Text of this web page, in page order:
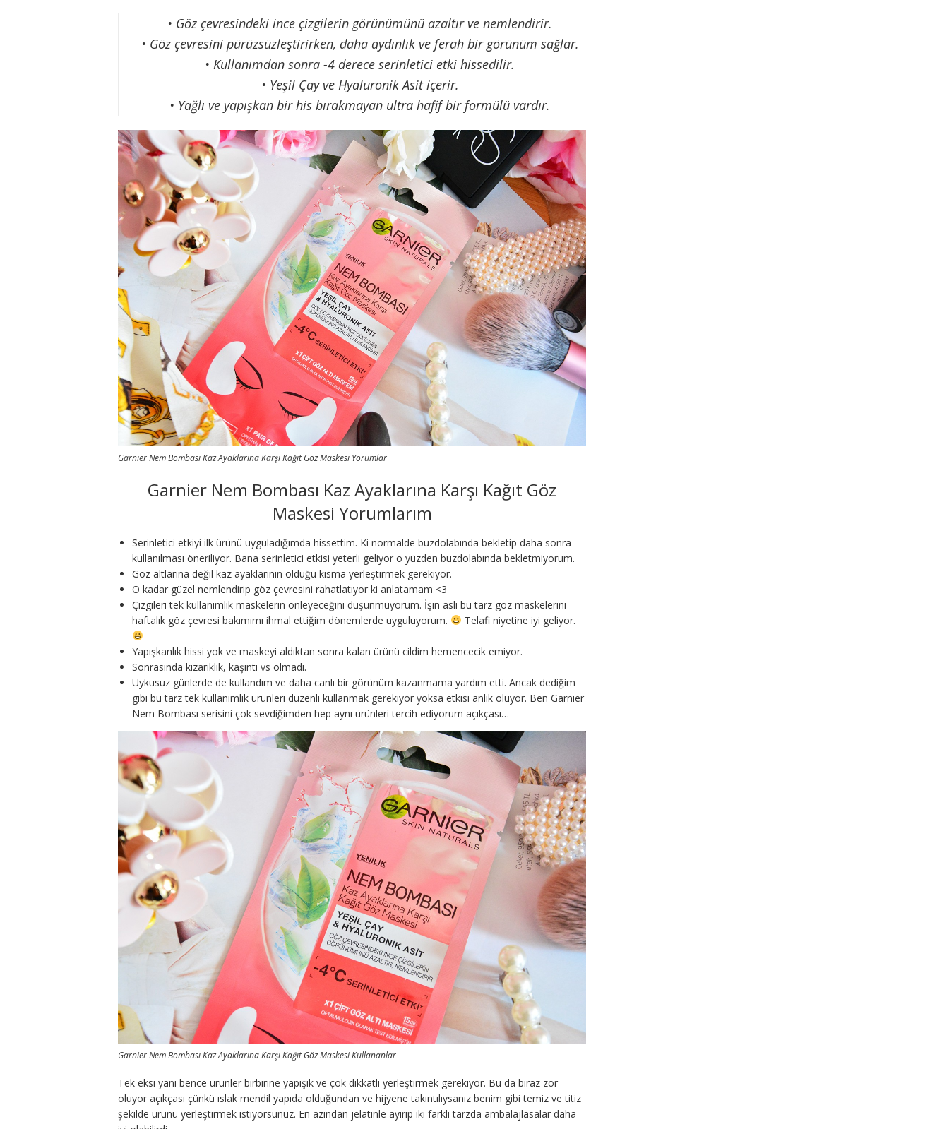
• Göz çevresindeki ince çizgilerin görünümünü azaltır ve nemlendirir.
• Göz çevresini pürüzsüzleştirirken, daha aydınlık ve ferah bir görünüm sağlar.
• Kullanımdan sonra -4 derece serinletici etki hissedilir.
• Yeşil Çay ve Hyaluronik Asit içerir.
• Yağlı ve yapışkan bir his bırakmayan ultra hafif bir formülü vardır.
Garnier Nem Bombası Kaz Ayaklarına Karşı Kağıt Göz Maskesi Yorumlar
Garnier Nem Bombası Kaz Ayaklarına Karşı Kağıt Göz
Maskesi Yorumlarım
Serinletici etkiyi ilk ürünü uyguladığımda hissettim. Ki normalde buzdolabında bekletip daha sonra
kullanılması öneriliyor. Bana serinletici etkisi yeterli geliyor o yüzden buzdolabında bekletmiyorum.
Göz altlarına değil kaz ayaklarının olduğu kısma yerleştirmek gerekiyor.
O kadar güzel nemlendirip göz çevresini rahatlatıyor ki anlatamam <3
Çizgileri tek kullanımlık maskelerin önleyeceğini düşünmüyorum. İşin aslı bu tarz göz maskelerini
haftalık göz çevresi bakımımı ihmal ettiğim dönemlerde uyguluyorum.
Telafi niyetine iyi geliyor.
Yapışkanlık hissi yok ve maskeyi aldıktan sonra kalan ürünü cildim hemencecik emiyor.
Sonrasında kızarıklık, kaşıntı vs olmadı.
Uykusuz günlerde de kullandım ve daha canlı bir görünüm kazanmama yardım etti. Ancak dediğim
gibi bu tarz tek kullanımlık ürünleri düzenli kullanmak gerekiyor yoksa etkisi anlık oluyor. Ben Garnier
Nem Bombası serisini çok sevdiğimden hep aynı ürünleri tercih ediyorum açıkçası…
Garnier Nem Bombası Kaz Ayaklarına Karşı Kağıt Göz Maskesi Kullananlar
Tek eksi yanı bence ürünler birbirine yapışık ve çok dikkatli yerleştirmek gerekiyor. Bu da biraz zor
oluyor açıkçası çünkü ıslak mendil yapıda olduğundan ve hijyene takıntılıysanız benim gibi temiz ve titiz
şekilde ürünü yerleştirmek istiyorsunuz. En azından jelatinle ayırıp iki farklı tarzda ambalajlasalar daha